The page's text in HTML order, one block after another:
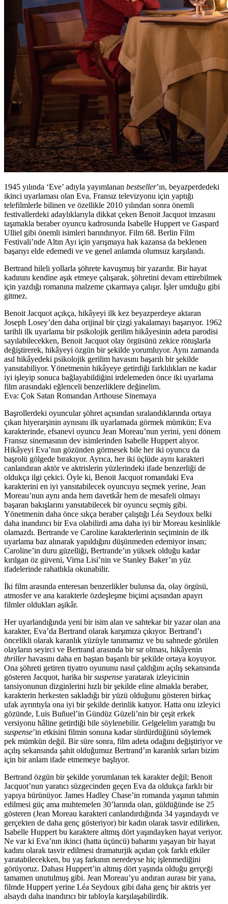
1945 yılında ‘Eve’ adıyla yayımlanan bestseller’ın, beyazperdedeki
ikinci uyarlaması olan Eva, Fransız televizyonu için yaptığı
telefilmlerle bilinen ve özellikle 2010 yılından sonra önemli
festivallerdeki adaylıklarıyla dikkat çeken Benoit Jacquot imzasını
taşımakla beraber oyuncu kadrosunda Isabelle Huppert ve Gaspard
Ulliel gibi önemli isimleri barındırıyor. Film 68. Berlin Film
Festivali’nde Altın Ayı için yarışmaya hak kazansa da beklenen
başarıyı elde edemedi ve ve genel anlamda olumsuz karşılandı.
Bertrand hileli yollarla şöhrete kavuşmuş bir yazardır. Bir hayat
kadınını kendine aşık etmeye çalışarak, şöhretini devam ettirebilmek
için yazdığı romanına malzeme çıkarmaya çalışır. İşler umduğu gibi
gitmez.
Benoit Jacquot açıkça, hikâyeyi ilk kez beyazperdeye aktaran
Joseph Losey’den daha orijinal bir çizgi yakalamayı başarıyor. 1962
tarihli ilk uyarlama bir psikolojik gerilim hikâyesinin adeta parodisi
sayılabilecekken, Benoit Jacquot olay örgüsünü zekice rötuşlarla
değiştirerek, hikâyeyi özgün bir şekilde yorumluyor. Aynı zamanda
asıl hikâyedeki psikolojik gerilim havasını başarılı bir şekilde
yansıtabiliyor. Yönetmenin hikâyeye getirdiği farklılıkları ne kadar
iyi işleyip sonuca bağlayabildiğini irdelemeden önce iki uyarlama
film arasındaki eğlenceli benzerliklere değinelim.
Eva: Çok Satan Romandan Arthouse Sinemaya
Başrollerdeki oyuncular şöhret açısından sıralandıklarında ortaya
çıkan hiyerarşinin aynısını ilk uyarlamada görmek mümkün; Eva
karakterinde, efsanevi oyuncu Jean Moreau’nun yerini, yeni dönem
Fransız sinemasının dev isimlerinden Isabelle Huppert alıyor.
Hikâyeyi Eva’nın gözünden görmesek bile her iki oyuncu da
başrolü gölgede bırakıyor. Ayrıca, her iki üçlüde aynı karakteri
canlandıran aktör ve aktrislerin yüzlerindeki ifade benzerliği de
oldukça ilgi çekici. Öyle ki, Benoit Jacquot romandaki Eva
karakterini en iyi yansıtabilecek oyuncuyu seçmek yerine, Jean
Moreau’nun aynı anda hem davetkâr hem de mesafeli olmayı
başaran bakışlarını yansıtabilecek bir oyuncu seçmiş gibi.
Yönetmenin daha önce sıkça beraber çalıştığı Léa Seydoux belki
daha inandırıcı bir Eva olabilirdi ama daha iyi bir Moreau kesinlikle
olamazdı. Bertrande ve Caroline karakterlerinin seçiminin de ilk
uyarlama baz alınarak yapıldığını düşünmeden edemiyor insan;
Caroline’in duru güzelliği, Bertrande’ın yüksek olduğu kadar
kırılgan öz güveni, Virna Lisi’nin ve Stanley Baker’ın yüz
ifadelerinde rahatlıkla okunabilir.
İki film arasında enteresan benzerlikler bulunsa da, olay örgüsü,
atmosfer ve ana karakterle özdeşleşme biçimi açısından apayrı
filmler oldukları aşikâr.
Her uyarlandığında yeni bir isim alan ve sahtekar bir yazar olan ana
karakter, Eva’da Bertrand olarak karşımıza çıkıyor. Bertrand’ı
öncelikli olarak karanlık yüzüyle tanımamız ve bu sahnede görülen
olayların seyirci ve Bertrand arasında bir sır olması, hikâyenin
thrillerhavasını daha en baştan başarılı bir şekilde ortaya koyuyor.
Ona şöhreti getiren tiyatro oyununu nasıl çaldığını açılış sekansında
gösteren Jacquot, harika birsuspense yaratarak izleyicinin
tansiyonunun dizginlerini hızlı bir şekilde eline almakla beraber,
karakterin herkesten sakladığı bir yüzü olduğunu gösteren birkaç
ufak ayrıntıyla ona iyi bir şekilde derinlik katıyor. Hatta onu izleyici
gözünde, Luis Buñuel’in Gündüz Güzeli’nin bir çeşit erkek
versiyonu hâline getirdiği bile söylenebilir. Gelgelelim yarattığı bu
suspense’in etkisini filmin sonuna kadar sürdürdüğünü söylemek
pek mümkün değil. Bir süre sonra, film adeta odağını değiştiriyor ve
açılış sekansında şahit olduğumuz Bertrand’ın karanlık sırları bizim
için bir anlam ifade etmemeye başlıyor.
Bertrand özgün bir şekilde yorumlanan tek karakter değil; Benoit
Jacquot’nun yaratıcı süzgecinden geçen Eva da oldukça farklı bir
yapıya bürünüyor. James Hadley Chase’in romanda yaşının tahmin
edilmesi güç ama muhtemelen 30’larında olan, güldüğünde ise 25
gösteren (Jean Moreau karakteri canlandırdığında 34 yaşındaydı ve
gerçekten de daha genç gösteriyor) bir kadın olarak tasvir edilirken,
Isabelle Huppert bu karaktere altmış dört yaşındayken hayat veriyor.
Ne var ki Eva’nın ikinci (hatta üçüncü) baharını yaşayan bir hayat
kadını olarak tasvir edilmesi dramaturjik açıdan çok farklı etkiler
yaratabilecekken, bu yaş farkının neredeyse hiç işlenmediğini
görüyoruz. Dahası Huppert’in altmış dört yaşında olduğu gerçeği
tamamen unutulmuş gibi. Jean Moreau’yu andıran aurası bir yana,
filmde Huppert yerine Léa Seydoux gibi daha genç bir aktris yer
alsaydı daha inandırıcı bir tabloyla karşılaşabilirdik.